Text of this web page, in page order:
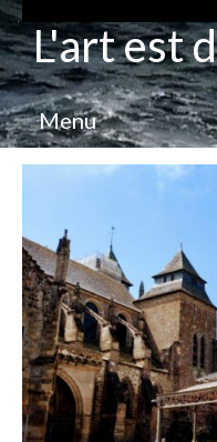
L'art est
Menu